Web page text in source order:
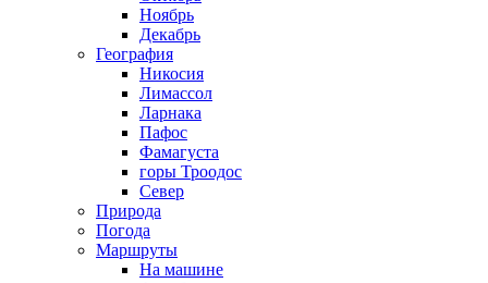
Ноябрь
Декабрь
География
Никосия
Лимассол
Ларнака
Пафос
Фамагуста
горы Троодос
Север
Природа
Погода
Маршруты
На машине